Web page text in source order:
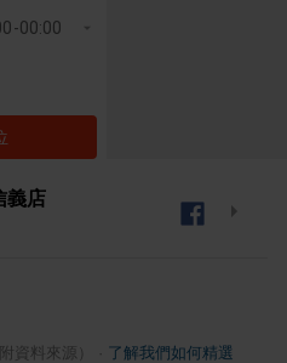
00:00
義店
資料來源） 了解我們如何精選